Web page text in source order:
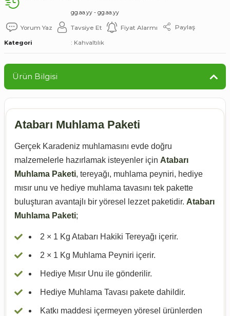
Kategori Kahvaltılık
gg.aa.yy - gg.aa.yy
Yorum Yaz Tavsiye Et Fiyat Alarmı Paylaş
Ürün Bilgisi
Atabarı Muhlama Paketi
Gerçek Karadeniz muhlamasını evde doğru
malzemelerle hazırlamak isteyenler için Atabarı
Muhlama Paketi, tereyağı, muhlama peyniri, hediye
mısır unu ve hediye muhlama tavasını tek pakette
buluşturan avantajlı bir yöresel lezzet paketidir. Atabarı
Muhlama Paketi;
2 × 1 Kg Atabarı Hakiki Tereyağı içerir.
2 × 1 Kg Muhlama Peyniri içerir.
Hediye Mısır Unu ile gönderilir.
Hediye Muhlama Tavası pakete dahildir.
Katkı maddesi içermeyen yöresel ürünlerden